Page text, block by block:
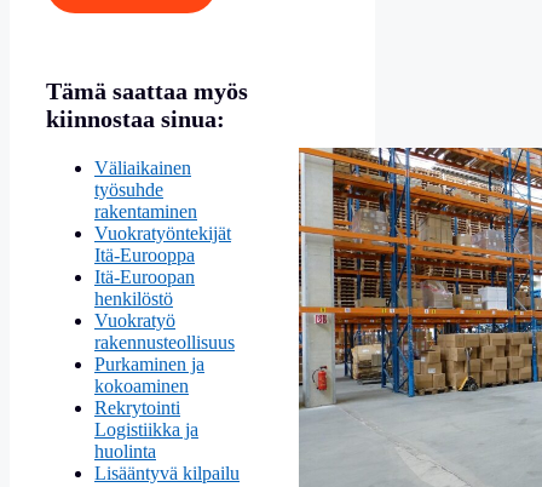
Tämä saattaa myös
kiinnostaa sinua:
Väliaikainen
työsuhde
rakentaminen
Vuokratyöntekijät
Itä-Eurooppa
Itä-Euroopan
henkilöstö
Vuokratyö
rakennusteollisuus
Purkaminen ja
kokoaminen
Rekrytointi
Logistiikka ja
huolinta
Lisääntyvä kilpailu